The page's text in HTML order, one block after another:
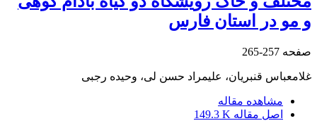
و مو در استان فارس
صفحه 257-265
غلامعباس قنبریان، علیمراد حسن لی، وحیده رجبی
مشاهده مقاله
اصل مقاله 149.3 K